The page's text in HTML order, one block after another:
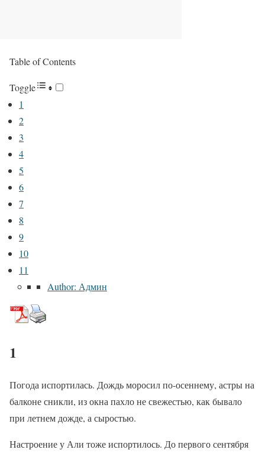
Table of Contents
Toggle
1
2
3
4
5
6
7
8
9
10
11
Author: Админ
1
Погода испортилась. Дождь моросил по-осеннему, астры на
балконе сникли, из окна пахло не свежестью, как бывало
при летнем дожде, а сыростью.
Настроение у Али тоже испортилось. До первого сентября